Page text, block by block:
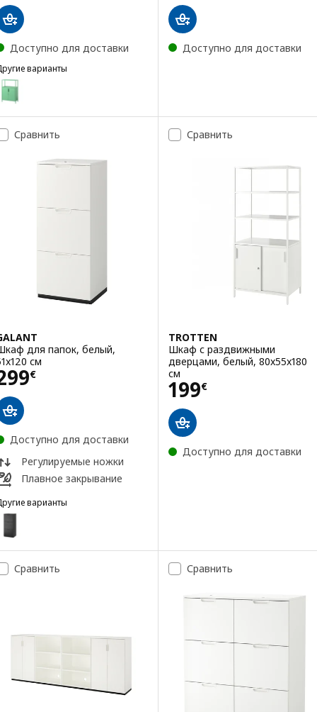
Доступно для доставки
варианты
TROTTEN, Шкаф с дверями, светло-зеленый, 70x35x110
Доступно для доставки
Сравнить
для папок, белый,
см
€ 299€
Доступно для доставки
Регулируемые ножки
Плавное закрывание
варианты
GALANT, Шкаф для папок, ясеневый шпон/черная
Сравнить
TROTTEN
Шкаф с раздвижными
дверцами, белый, 80x55x180
см
199€
Цена 199€
Доступно для доставки
Сравнить Сравнить